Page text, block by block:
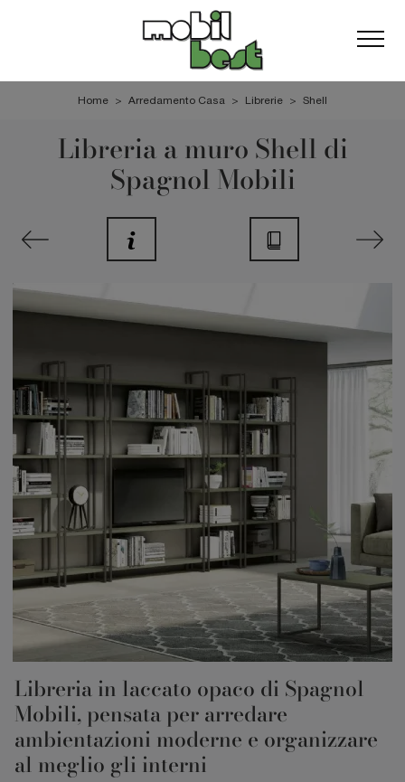
Home > Arredamento Casa > Librerie > Shell
Libreria a muro Shell di
Spagnol Mobili
Libreria in laccato opaco di Spagnol
Mobili, pensata per arredare
ambientazioni moderne e organizzare
al meglio gli interni